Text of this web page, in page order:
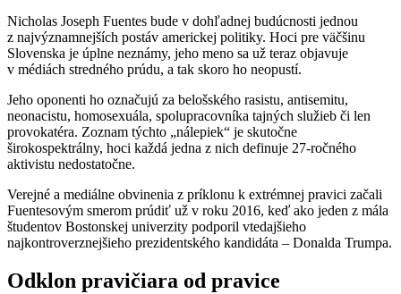
Nicholas Joseph Fuentes bude v dohľadnej budúcnosti jednou
z najvýznamnejších postáv americkej politiky. Hoci pre väčšinu
Slovenska je úplne neznámy, jeho meno sa už teraz objavuje
v médiách stredného prúdu, a tak skoro ho neopustí.
Jeho oponenti ho označujú za belošského rasistu, antisemitu,
neonacistu, homosexuála, spolupracovníka tajných služieb či len
provokatéra. Zoznam týchto „nálepiek“ je skutočne
širokospektrálny, hoci každá jedna z nich definuje 27-ročného
aktivistu nedostatočne.
Verejné a mediálne obvinenia z príklonu k extrémnej pravici začali
Fuentesovým smerom prúdiť už v roku 2016, keď ako jeden z mála
študentov Bostonskej univerzity podporil vtedajšieho
najkontroverznejšieho prezidentského kandidáta – Donalda Trumpa.
Odklon pravičiara od pravice